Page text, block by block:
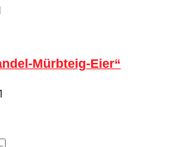
Mürbteig-Eier“